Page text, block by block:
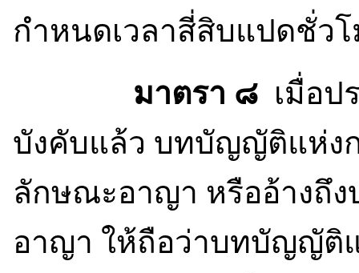
กำหนดเวลาสี่สิบแปดชั่ว
มาตรา ๘ เมื่อป
บังคับแล้ว บทบัญญัติแห่ง
ลักษณะอาญา หรืออ้างถึ
อาญา ให้ถือว่าบทบัญญัติ